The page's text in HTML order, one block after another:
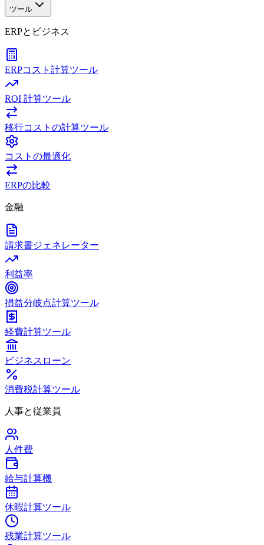
ツール
ERPとビジネス
ERPコスト計算ツール
ROI 計算ツール
移行コストの計算ツール
コストの最適化
ERPの比較
金融
請求書ジェネレーター
利益率
損益分岐点計算ツール
経費計算ツール
ビジネスローン
消費税計算ツール
人事と従業員
人件費
給与計算機
休暇計算ツール
残業計算ツール